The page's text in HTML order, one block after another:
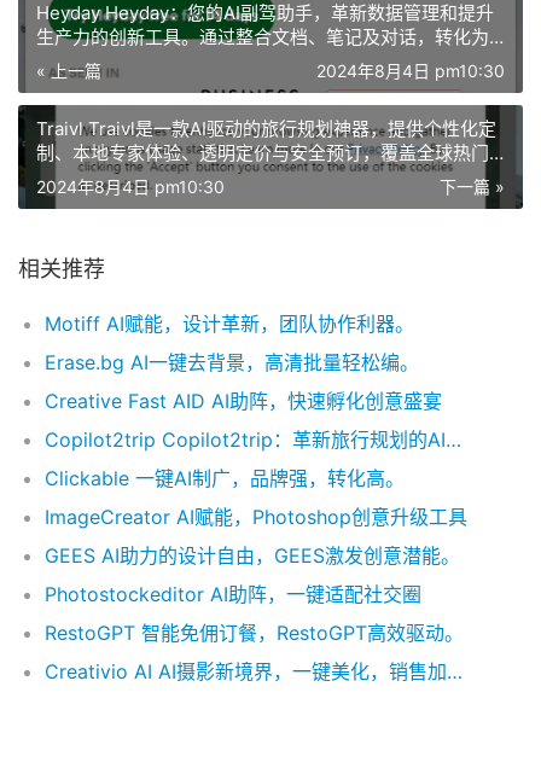
Heyday Heyday：您的AI副驾助手，革新数据管理和提升
生产力的创新工具。通过整合文档、笔记及对话，转化为
可搜索数据库，轻松管理多个项目和截止日期。其通用助
理、写作助手等功能，助您节省时间、增强记忆力并整理
兴趣话题。无缝集成邮件与日历应用，确保隐私安全，提
供定制化体验，让日常工作更高效。试用版与订阅计划供
您选择，个性化教程助您最大化工具潜力。
« 上一篇 2024年8月4日 pm10:30
Traivl Traivl是一款AI驱动的旅行规划神器，提供个性化定
制、本地专家体验、透明定价与安全预订，覆盖全球热门
及小众目的地，简化无压力旅程策划。
下一篇 »
2024年8月4日 pm10:30
相关推荐
Motiff AI赋能，设计革新，团队协作利器。
Erase.bg AI一键去背景，高清批量轻松编。
Creative Fast AID AI助阵，快速孵化创意盛宴
Copilot2trip Copilot2trip：革新旅行规划的AI助手，个性化行程、实时支援与综合旅游指南，一站式解决你的出行需求。
Clickable 一键AI制广，品牌强，转化高。
ImageCreator AI赋能，Photoshop创意升级工具
GEES AI助力的设计自由，GEES激发创意潜能。
Photostockeditor AI助阵，一键适配社交圈
RestoGPT 智能免佣订餐，RestoGPT高效驱动。
Creativio AI AI摄影新境界，一键美化，销售加速。